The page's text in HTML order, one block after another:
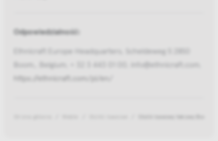
Odpowiedzialność:
Ethnicraft Europe Headquarters, Scheldeweg 5 2850
Boom,, Belgium, + 32 3 443 01 00, info@ethnicraft.com,
https://ethnicraft.com/pl/en/